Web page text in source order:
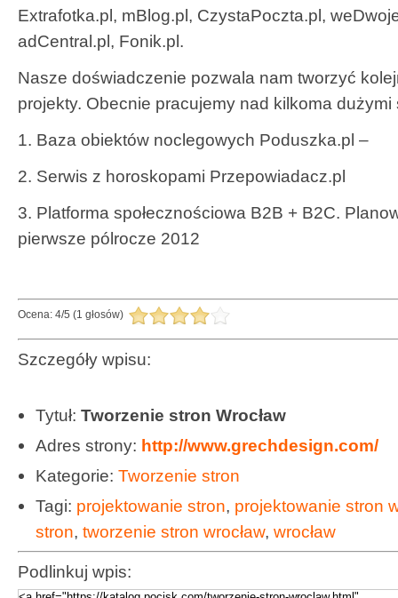
Extrafotka.pl, mBlog.pl, CzystaPoczta.pl,
adCentral.pl, Fonik.pl.
Nasze doświadczenie pozwala nam tworzyć
projekty. Obecnie pracujemy nad kilkoma
1. Baza obiektów noclegowych Poduszka.pl –
2. Serwis z horoskopami Przepowiadacz.pl
3. Platforma społecznościowa B2B + B2C.
pierwsze pólrocze 2012
Ocena: 4/5 (1 głosów)
Szczegóły wpisu:
Tytuł: Tworzenie stron Wrocław
Adres strony: http://www.grechdesign.com/
Kategorie: Tworzenie stron
Tagi: projektowanie stron, projektowanie stron
stron, tworzenie stron wrocław, wrocław
Podlinkuj wpis: